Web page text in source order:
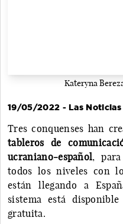
Kateryna
19/05/2022 - Las Noticias
Tres conquenses han
tableros de
ucraniano-español,
todos los niveles con
están llegando a
sistema está
gratuita.